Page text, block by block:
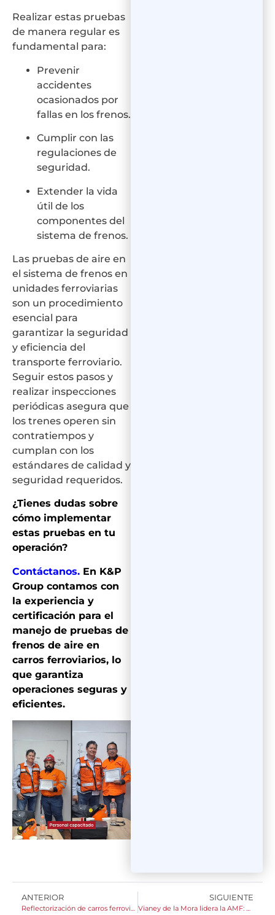
Realizar estas pruebas
de manera regular es
fundamental para:
Prevenir
accidentes
ocasionados por
fallas en los frenos.
Cumplir con las
regulaciones de
seguridad.
Extender la vida
útil de los
componentes del
sistema de frenos.
Las pruebas de aire en
el sistema de frenos en
unidades ferroviarias
son un procedimiento
esencial para
garantizar la seguridad
y eficiencia del
transporte ferroviario.
Seguir estos pasos y
realizar inspecciones
periódicas asegura que
los trenes operen sin
contratiempos y
cumplan con los
estándares de calidad y
seguridad requeridos.
¿Tienes dudas sobre
cómo implementar
estas pruebas en tu
operación?
Contáctanos. En K&P
Group contamos con
la experiencia y
certificación para el
manejo de pruebas de
frenos de aire en
carros ferroviarios, lo
que garantiza
operaciones seguras y
eficientes.
ANTERIOR SIGUIENTE